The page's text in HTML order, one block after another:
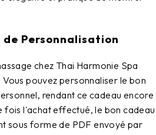
Personnalisation
chez Thai Harmonie Spa
pouvez personnaliser le bon
rendant ce cadeau encore
fois l'achat effectué, le bon cadeau
sous forme de PDF envoyé par